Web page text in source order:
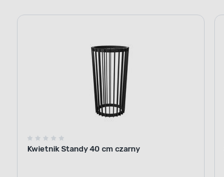
Kwietnik Standy 40 cm czarny